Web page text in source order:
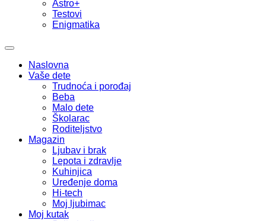
Astro+
Testovi
Enigmatika
Naslovna
Vaše dete
Trudnoća i porođaj
Beba
Malo dete
Školarac
Roditeljstvo
Magazin
Ljubav i brak
Lepota i zdravlje
Kuhinjica
Uređenje doma
Hi-tech
Moj ljubimac
Moj kutak